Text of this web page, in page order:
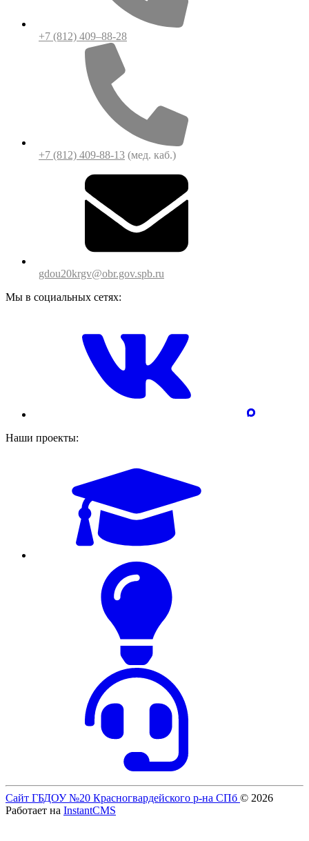
+7 (812) 409–88-28
+7 (812) 409-88-13 (мед. каб.)
gdou20krgv@obr.gov.spb.ru
Мы в социальных сетях:
Наши проекты:
Сайт ГБДОУ №20 Красногвардейского р-на СПб © 2026
Работает на InstantCMS